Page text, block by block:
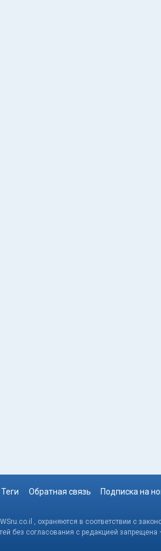
Теги Обратная связь Подписка на
, охраняются в соответствии с
без согласования с редакцией